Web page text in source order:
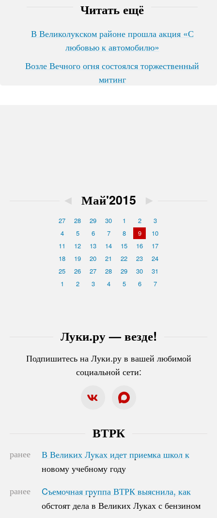
Читать ещё
В Великолукском районе прошла акция «С
любовью к автомобилю»
Возле Вечного огня состоялся торжественный
митинг
Луки.ру — везде!
Подпишитесь на Луки.ру в вашей любимой
социальной сети:
◄ Май'2015 ►
27 28 29 30 1 2
3
4
5 6 7 8 9
10
11
12 13 14 15 16
17
18
19 20 21 22 23
24
25
26 27 28 29 30
31
1
2 3 4 5 6 7
ВТРК
ранее
В Великих Луках идет приемка школ к
новому учебному году
В Великих Луках идет приемка школ к
новому учебному году
ранее
Cъемочная группа ВТРК выяснила, как
обстоят дела в Великих Луках с бензином
Cъемочная группа ВТРК выяснила, как
обстоят дела в Великих Луках с бензином